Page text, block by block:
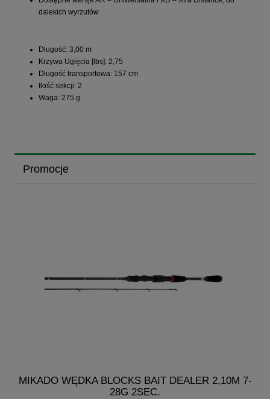
dalekich wyrzutów
Długość: 3,00 m
Krzywa Ugięcia [lbs]: 2,75
Długość transportowa: 157 cm
Ilość sekcji: 2
Waga: 275 g
Promocje
MIKADO WĘDKA BLOCKS BAIT DEALER 2,10M 7-
28G 2SEC.